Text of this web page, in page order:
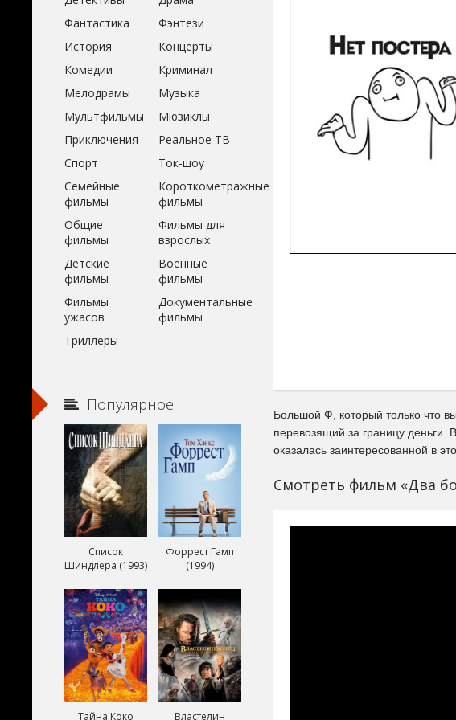
Большой Ф, который только что
перевозящий за границу деньги.
оказалась заинтересованной в
Смотреть фильм «Два
Фантастика
Фэнтези
История
Концерты
Комедии
Криминал
Мелодрамы
Музыка
Мультфильмы
Мюзиклы
Приключения
Реальное ТВ
Спорт
Ток-шоу
Семейные
фильмы
Короткометражные
фильмы
Общие
фильмы
Фильмы для
взрослых
Детские
фильмы
Военные
фильмы
Фильмы
ужасов
Документальные
фильмы
Триллеры
Популярное
Список
Шиндлера (1993)
Форрест Гамп
(1994)
Тайна Коко
Властелин